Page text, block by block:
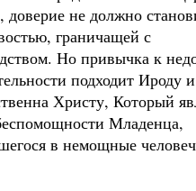
доверие не должно
граничащей с
Но привычка к
подходит Ироду
Христу, Который
Младенца,
в немощные